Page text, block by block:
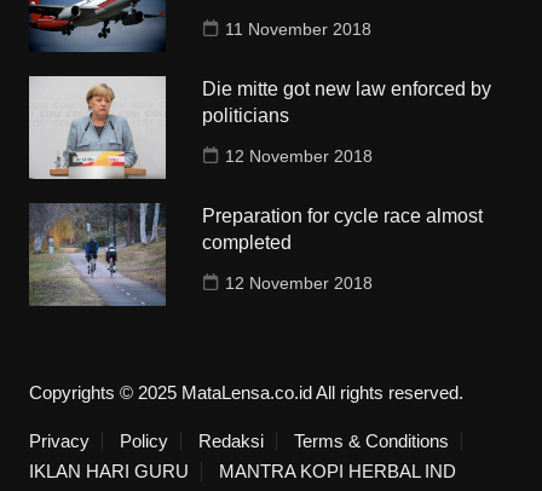
11 November 2018
Die mitte got new law enforced by
politicians
12 November 2018
Preparation for cycle race almost
completed
12 November 2018
Copyrights © 2025 MataLensa.co.id All rights reserved.
Privacy Policy Redaksi
Terms & Conditions
IKLAN HARI GURU
MANTRA KOPI HERBAL IND